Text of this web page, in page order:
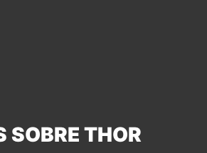
SOBRE THOR